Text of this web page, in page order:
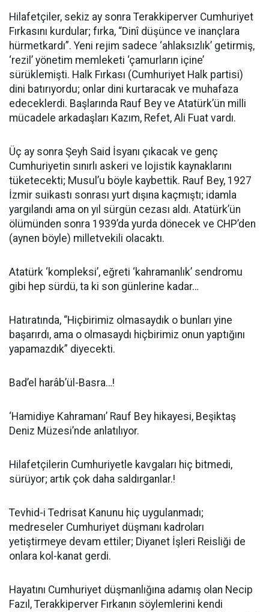
Hilafetçiler, sekiz ay sonra Terakkiperver Cumhuriyet
Fırkasını kurdular; fırka, “Dinî düşünce ve inançlara
hürmetkardı”. Yeni rejim sadece ‘ahlaksızlık’ getirmiş,
‘rezil’ yönetim memleketi ‘çamurların içine’
sürüklemişti. Halk Fırkası (Cumhuriyet Halk partisi)
dini batırıyordu; onlar dini kurtaracak ve muhafaza
edeceklerdi. Başlarında Rauf Bey ve Atatürk’ün milli
mücadele arkadaşları Kazım, Refet, Ali Fuat vardı.
Üç ay sonra Şeyh Said İsyanı çıkacak ve genç
Cumhuriyetin sınırlı askeri ve lojistik kaynaklarını
tüketecekti; Musul’u böyle kaybettik. Rauf Bey, 1927
İzmir suikastı sonrası yurt dışına kaçmıştı; idamla
yargılandı ama on yıl sürgün cezası aldı. Atatürk’ün
ölümünden sonra 1939’da yurda dönecek ve CHP’den
(aynen böyle) milletvekili olacaktı.
Atatürk ‘kompleksi’, eğreti ‘kahramanlık’ sendromu
gibi hep sürdü, ta ki son günlerine kadar…
Hatıratında, “Hiçbirimiz olmasaydık o bunları yine
başarırdı, ama o olmasaydı hiçbirimiz onun yaptığını
yapamazdık” diyecekti.
Bad’el harâb’ül-Basra…!
‘Hamidiye Kahramanı’ Rauf Bey hikayesi, Beşiktaş
Deniz Müzesi’nde anlatılıyor.
Hilafetçilerin Cumhuriyetle kavgaları hiç bitmedi,
sürüyor; artık çok daha saldırganlar.!
Tevhid-i Tedrisat Kanunu hiç uygulanmadı;
medreseler Cumhuriyet düşmanı kadroları
yetiştirmeye devam ettiler; Diyanet İşleri Reisliği de
onlara kol-kanat gerdi.
Hayatını Cumhuriyet düşmanlığına adamış olan Necip
Fazıl, Terakkiperver Fırkanın söylemlerini kendi